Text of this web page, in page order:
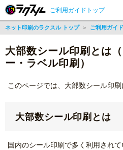
ご利用ガイドトップ
ネット印刷のラクスル トップ ＞ ご利用ガイド
大部数シール印刷とは
ー・ラベル印刷）
このページでは、大部数シール印
大部数シール印刷とは
国内のシール印刷で多く利用され